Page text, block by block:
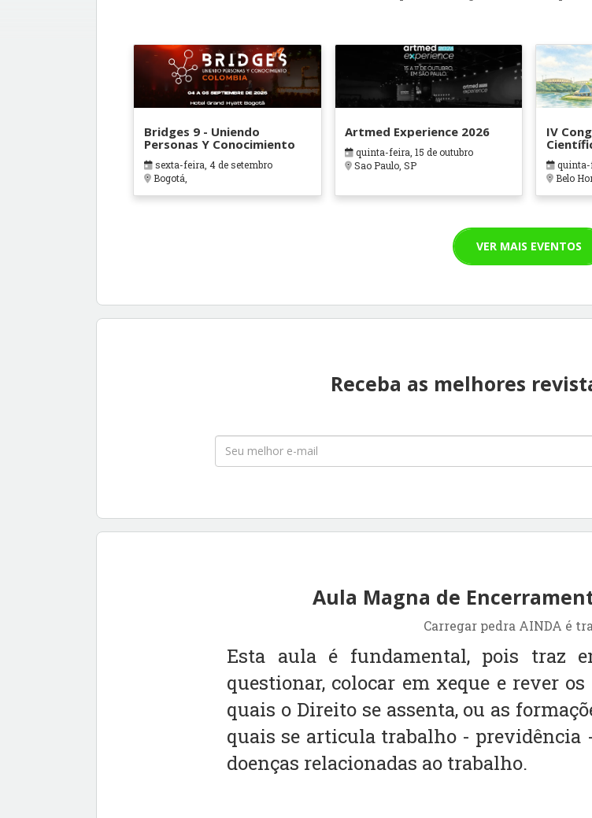
Bridges 9 - Uniendo
Personas Y Conocimiento
sexta-feira, 4 de setembro
Bogotá,
Artmed Experience 2026
quinta-feira, 15 de outubro
Sao Paulo, SP
IV
quinta-
Belo
VER MAIS EVENTOS
Receba as melhores
Aula Magna de
Carregar pedra AINDA é
Esta aula é fundamental, pois traz
questionar, colocar em xeque e rever
quais o Direito se assenta, ou as
quais se articula trabalho - previdência
doenças relacionadas ao trabalho.